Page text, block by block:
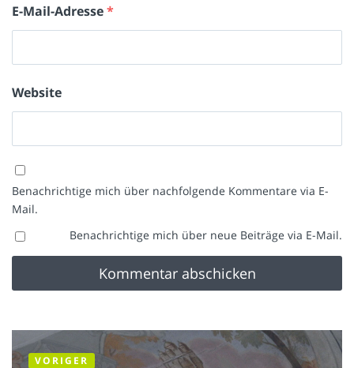
E-Mail-Adresse*
Website
Benachrichtige mich über nachfolgende Kommentare via E-
Mail.
Benachrichtige mich über neue Beiträge via E-Mail.
VORIGER